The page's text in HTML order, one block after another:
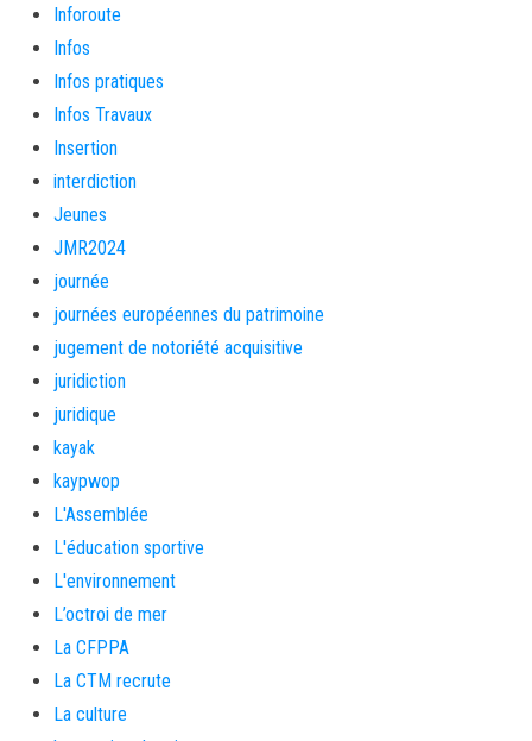
Inforoute
Infos
Infos pratiques
Infos Travaux
Insertion
interdiction
Jeunes
JMR2024
journée
journées européennes du patrimoine
jugement de notoriété acquisitive
juridiction
juridique
kayak
kaypwop
L'Assemblée
L'éducation sportive
L'environnement
L’octroi de mer
La CFPPA
La CTM recrute
La culture